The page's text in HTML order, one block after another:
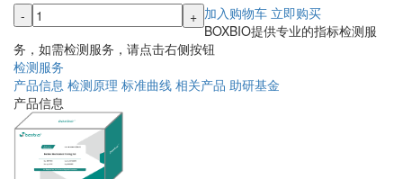
-
+ 加入购物车 立即购买
BOXBIO提供专业的指标检测服
务，如需检测服务，请点击右侧按钮
检测服务
产品信息 检测原理 标准曲线 相关产品 助研基金
产品信息